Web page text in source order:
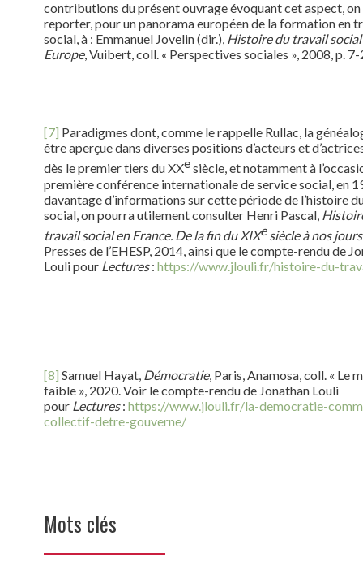
contributions du présent ouvrage évoquant cet aspect, on
reporter, pour un panorama européen de la formation en
social, à : Emmanuel Jovelin (dir.), Histoire du travail social
Europe, Vuibert, coll. « Perspectives sociales », 2008, p. 7-
[7] Paradigmes dont, comme le rappelle Rullac, la
être aperçue dans diverses positions d’acteurs et
dès le premier tiers du XXesiècle, et notamment à
première conférence internationale de service social, en
davantage d’informations sur cette période de l’histoire
social, on pourra utilement consulter Henri Pascal,
travail social en France. De la fin du XIXesiècle à nos jours
Presses de l’EHESP, 2014, ainsi que le compte-rendu de
Louli pour Lectures: https://www.jlouli.fr/histoire-du-
[8] Samuel Hayat, Démocratie, Paris, Anamosa, coll. « Le
faible », 2020. Voir le compte-rendu de Jonathan Louli
pour Lectures: https://www.jlouli.fr/la-democratie-
collectif-detre-gouverne/
Mots clés